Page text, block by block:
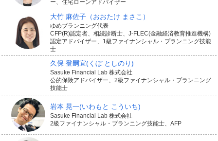
ー、住宅ローンアドバイザー
大竹 麻佐子 （おおたけ まさこ）
ゆめプランニング代表
CFP(R)認定者、相続診断士、J-FLEC(金融経済教育推進機構)
認定アドバイザー、1級ファイナンシャル・プランニング技能
士
久保 登嗣宜(くぼ としのり)
Sasuke Financial Lab 株式会社
公的保険アドバイザー、2級ファイナンシャル・プランニング
技能士
岩本 晃一(いわもと こういち)
Sasuke Financial Lab 株式会社
2級ファイナンシャル・プランニング技能士、AFP